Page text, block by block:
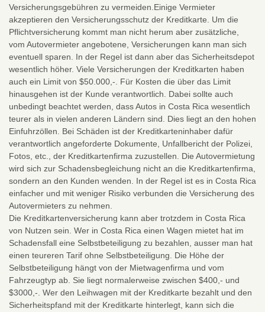
Versicherungsgebühren zu vermeiden.Einige Vermieter
akzeptieren den Versicherungsschutz der Kreditkarte. Um die
Pflichtversicherung kommt man nicht herum aber zusätzliche,
vom Autovermieter angebotene, Versicherungen kann man sich
eventuell sparen. In der Regel ist dann aber das Sicherheitsdepot
wesentlich höher. Viele Versicherungen der Kreditkarten haben
auch ein Limit von $50.000,-. Für Kosten die über das Limit
hinausgehen ist der Kunde verantwortlich. Dabei sollte auch
unbedingt beachtet werden, dass Autos in Costa Rica wesentlich
teurer als in vielen anderen Ländern sind. Dies liegt an den hohen
Einfuhrzöllen. Bei Schäden ist der Kreditkarteninhaber dafür
verantwortlich angeforderte Dokumente, Unfallbericht der Polizei,
Fotos, etc., der Kreditkartenfirma zuzustellen. Die Autovermietung
wird sich zur Schadensbegleichung nicht an die Kreditkartenfirma,
sondern an den Kunden wenden. In der Regel ist es in Costa Rica
einfacher und mit weniger Risiko verbunden die Versicherung des
Autovermieters zu nehmen.
Die Kreditkartenversicherung kann aber trotzdem in Costa Rica
von Nutzen sein. Wer in Costa Rica einen Wagen mietet hat im
Schadensfall eine Selbstbeteiligung zu bezahlen, ausser man hat
einen teureren Tarif ohne Selbstbeteiligung. Die Höhe der
Selbstbeteiligung hängt von der Mietwagenfirma und vom
Fahrzeugtyp ab. Sie liegt normalerweise zwischen $400,- und
$3000,-. Wer den Leihwagen mit der Kreditkarte bezahlt und den
Sicherheitspfand mit der Kreditkarte hinterlegt, kann sich die